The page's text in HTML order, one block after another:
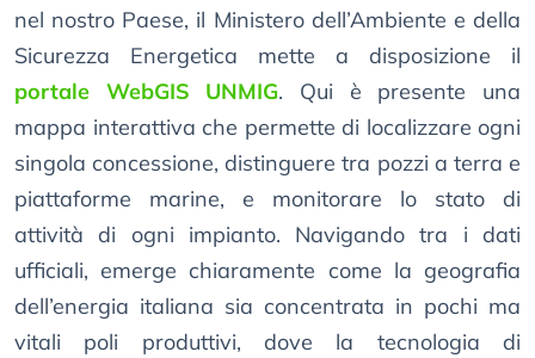
nel nostro Paese, il Ministero dell’Ambiente e della
Sicurezza Energetica mette a disposizione il
portale WebGIS UNMIG. Qui è presente una
mappa interattiva che permette di localizzare ogni
singola concessione, distinguere tra pozzi a terra e
piattaforme marine, e monitorare lo stato di
attività di ogni impianto. Navigando tra i dati
ufficiali, emerge chiaramente come la geografia
dell’energia italiana sia concentrata in pochi ma
vitali poli produttivi, dove la tecnologia di